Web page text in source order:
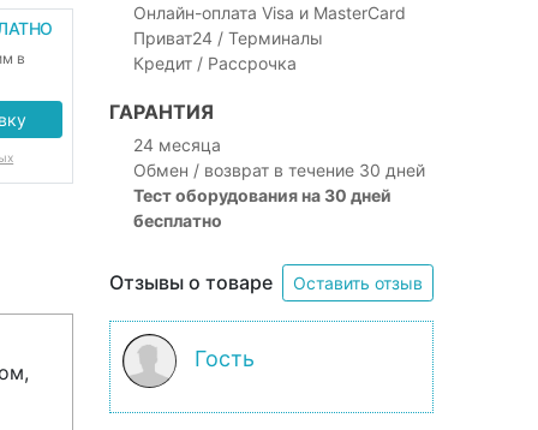
в
Онлайн-оплата Visa и MasterCard
Приват24 / Терминалы
Кредит / Рассрочка
ГАРАНТИЯ
24 месяца
Обмен / возврат в течение 30 дней
Тест оборудования на 30 дней
бесплатно
Отзывы о товаре Оставить отзыв
Гость